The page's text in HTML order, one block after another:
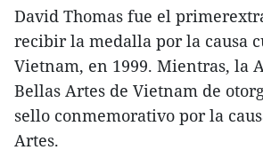
David Thomas fue el
recibir la medalla por la causa
Vietnam, en 1999. Mientras, la
Bellas Artes de Vietnam de
sello conmemorativo por la
Artes.